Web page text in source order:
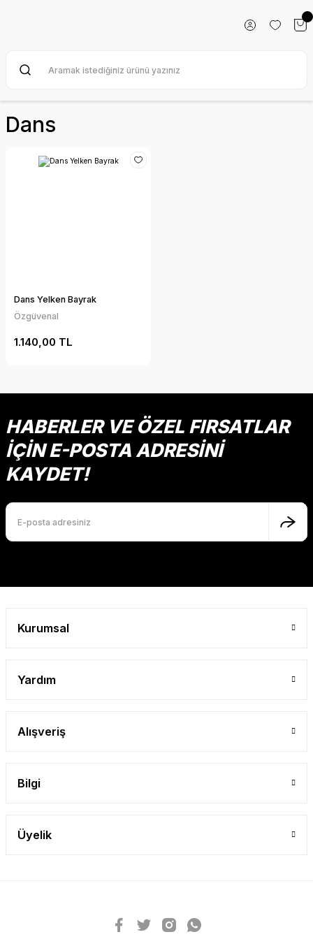
Dans
Dans Yelken Bayrak
Özgüvenal
1.140,00 TL
HABERLER VE ÖZEL FIRSATLAR
İÇİN E-POSTA ADRESİNİ
KAYDET!
Kurumsal
Yardım
Alışveriş
Bilgi
Üyelik